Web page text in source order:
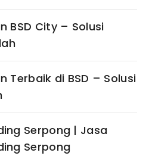
BSD City – Solusi
Terbaik di BSD – Solusi
Serpong | Jasa
Serpong